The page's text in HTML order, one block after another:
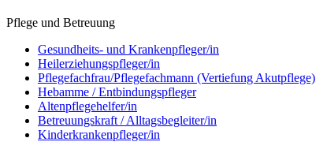
Pflege und Betreuung
Gesundheits- und Krankenpfleger/in
Heilerziehungspfleger/in
Pflegefachfrau/Pflegefachmann (Vertiefung Akutpflege)
Hebamme / Entbindungspfleger
Altenpflegehelfer/in
Betreuungskraft / Alltagsbegleiter/in
Kinderkrankenpfleger/in